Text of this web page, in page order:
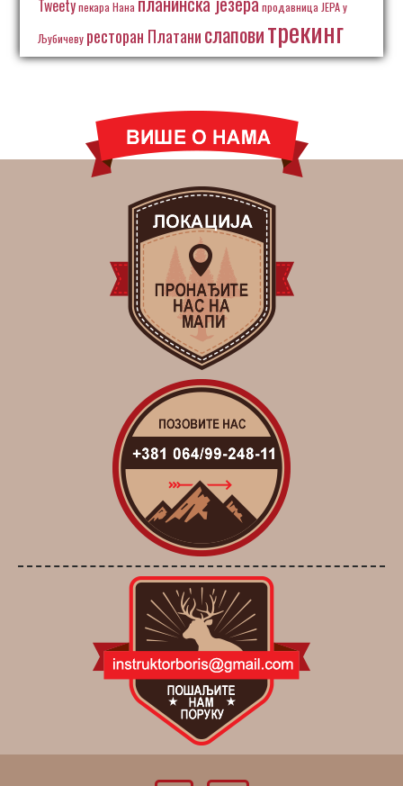
Tweetyпекара Нана
продавница ЈЕРА у
Љубичеву ресторан Платанислаповитрекинг